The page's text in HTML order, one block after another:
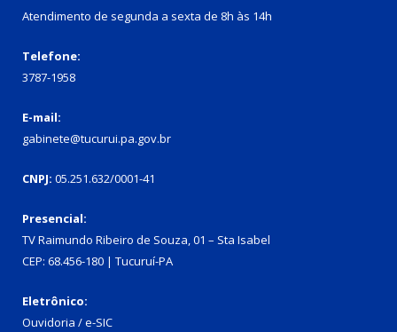
Atendimento de segunda a sexta de 8h às 14h
Telefone:
3787-1958
E-mail:
gabinete@tucurui.pa.gov.br
CNPJ: 05.251.632/0001-41
Presencial:
TV Raimundo Ribeiro de Souza, 01 – Sta Isabel
CEP: 68.456-180 | Tucuruí-PA
Eletrônico:
Ouvidoria /e-SIC